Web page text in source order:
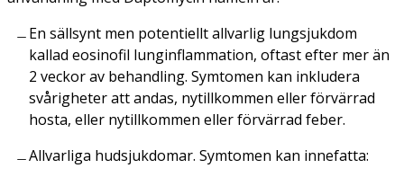
En sällsynt men potentiellt allvarlig lungsjukdom
kallad eosinofil lunginflammation, oftast efter mer än
2 veckor av behandling. Symtomen kan inkludera
svårigheter att andas, nytillkommen eller förvärrad
hosta, eller nytillkommen eller förvärrad feber.
Allvarliga hudsjukdomar. Symtomen kan innefatta: